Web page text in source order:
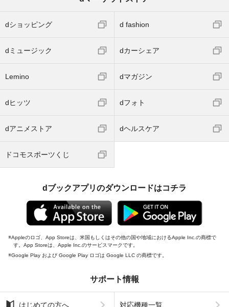
dショッピング d fashion
dミュージック dカーシェア
Lemino dマガジン
dヒッツ dフォト
dアニメストア dヘルスケア
ドコモスポーツくじ
dブックアプリのダウンロードはコチラ
Appleのロゴ、App Storeは、米国もしくはその他の国や地域におけるApple Inc.の商標で
す。App Storeは、Apple Inc.のサービスマークです。
Google Play および Google Play ロゴは Google LLC の商標です。
サポート情報
はじめての方へ 対応機種一覧